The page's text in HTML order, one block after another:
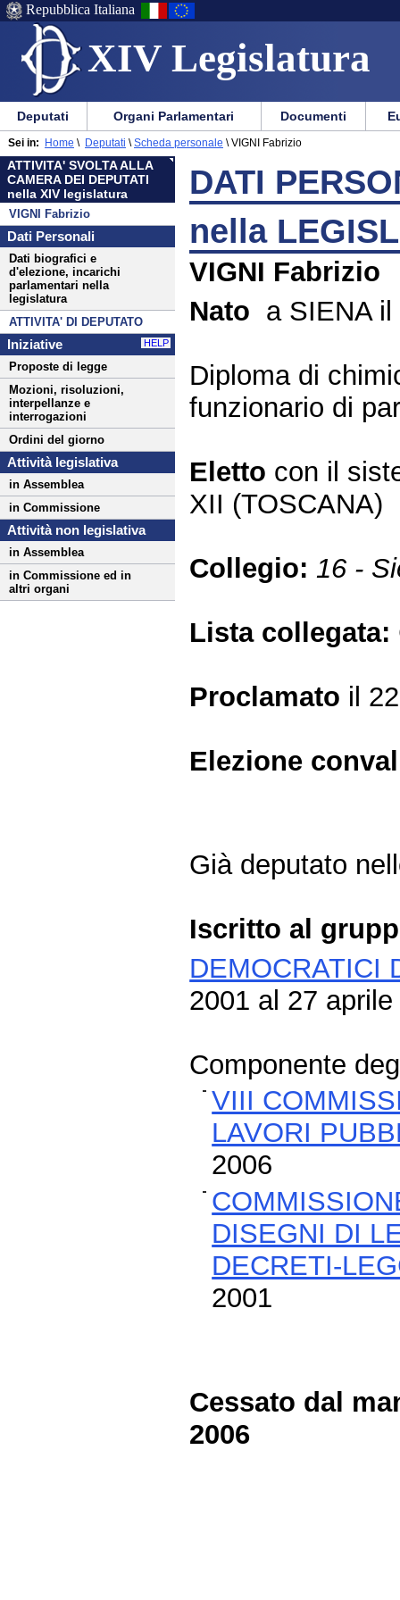
XIV Legislatura
Menu
di
ausilio
alla
navigazione
Vai
Menu
di
navigazione
principale
Repubblica Italiana
Menu
di
navigazione
principale
Vai
menu
di
sezione
Deputati Organi Parlamentari Documenti
ATTIVITA' SVOLTA ALLA
CAMERA DEI DEPUTATI
nella XIV legislatura
VIGNI Fabrizio
Dati Personali
Dati biografici e
d'elezione, incarichi
parlamentari nella
legislatura
ATTIVITA' DI DEPUTATO
Iniziative HELP
Proposte di legge
Mozioni, risoluzioni,
interpellanze e
interrogazioni
Ordini del giorno
Attività legislativa
in Assemblea
in Commissione
Attività non legislativa
in Assemblea
in Commissione ed in
altri organi
Sei in: Home \ Deputati \ Scheda personale \ VIGNI Fabrizio
DATI
nella
VIGNI Fabrizio
Nato a SIENA
Diploma di
funzionario di
Eletto con il
XII (TOSCANA)
Collegio: 16 -
Lista collegata:
Proclamato il
Elezione
Già deputato
Iscritto al
DEMOCRATICI
2001 al 27
Componente
VIII
LAVORI
2006
DISEGNI DI
DECRETI-
2001
Cessato dal
2006